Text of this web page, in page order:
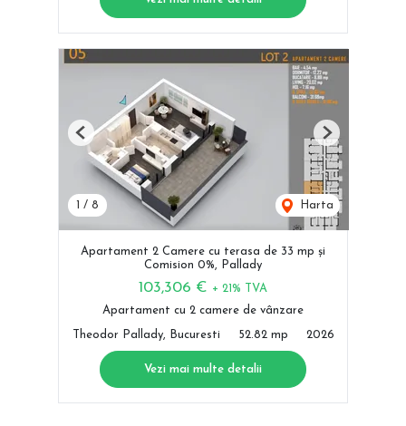
1 / 8 Harta
Previous Next
Apartament 2 Camere cu terasa de 33 mp și
Comision 0%, Pallady
103,306 € + 21% TVA
Apartament cu 2 camere de vânzare
Theodor Pallady, Bucuresti 52.82 mp 2026
Vezi mai multe detalii